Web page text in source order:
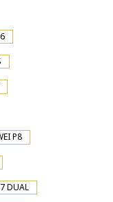
P8
DUAL